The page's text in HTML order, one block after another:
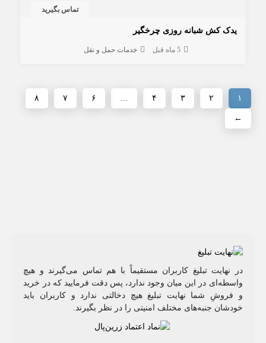
تماس بگیرید
یدک کش شبانه روزی چرخگیر
5 ماه قبل خدمات حمل و نقل
۱ ۲ ۳ ۴ ۶ ۷ ۸
←
در نهایت تبلیغ کاربران مستقیماً با هم تماس می‌گیرند و هیچ
واسطه‌ای در این میان وجود ندارد، پس دقت فرمایید که در خرید
و فروشِ شما نهایت تبلیغ هیچ دخالتی ندارد و کاربران باید
خودشان جنبه‌های مختلف امنیتی را در نظر بگیرند.